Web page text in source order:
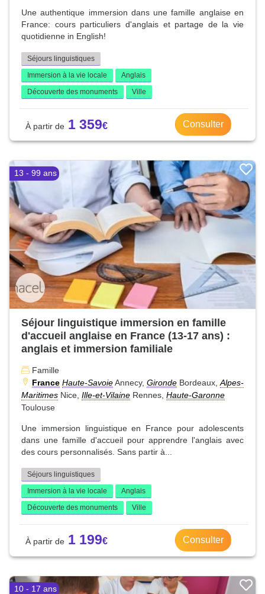
Une authentique immersion dans une famille anglaise en
France: cours particuliers d'anglais et partage de la vie
quotidienne in English!
Séjours linguistiques
Immersion à la vie locale
Anglais
Découverte des monuments
Ville
1 359 Consulter
13 - 99 ans
Séjour linguistique immersion en famille
d'accueil anglaise en France (13-17 ans) :
anglais et immersion familiale
Famille
France Haute-SavoieAnnecy, Gironde Bordeaux, Alpes-
Maritimes Nice, Ille-et-Vilaine Rennes, Haute-Garonne
Toulouse
Une immersion linguistique en France pour adolescents
dans une famille d'accueil pour apprendre l'anglais avec
des cours personnalisés. Sans partir à...
Séjours linguistiques
Immersion à la vie locale
Anglais
Découverte des monuments
Ville
1 199 Consulter
10 - 17 ans